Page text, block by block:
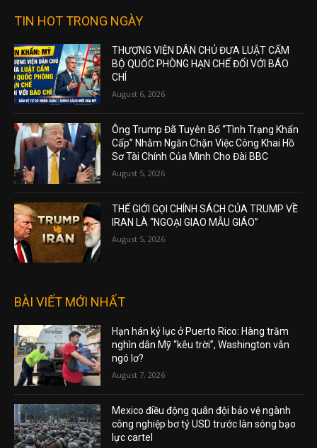
TIN HOT TRONG NGÀY
THƯỢNG VIỆN DÂN CHỦ ĐƯA LUẬT CẤM
BỘ QUỐC PHÒNG HẠN CHẾ ĐỐI VỚI BÁO
CHÍ
August 6, 2026
Ông Trump Đã Tuyên Bố “Tình Trạng Khẩn
Cấp” Nhằm Ngăn Chặn Việc Công Khai Hồ
Sơ Tài Chính Của Mình Cho Đài BBC
August 5, 2026
THẾ GIỚI GỌI CHÍNH SÁCH CỦA TRUMP VỀ
IRAN LÀ “NGOẠI GIAO MẪU GIÁO”
August 5, 2026
BÀI VIẾT MỚI NHẤT
Hạn hán kỷ lục ở Puerto Rico: Hàng trăm
nghìn dân Mỹ “kêu trời”, Washington vẫn
ngó lơ?
August 7, 2026
Mexico điều động quân đội bảo vệ ngành
công nghiệp bơ tỷ USD trước làn sóng bạo
lực cartel